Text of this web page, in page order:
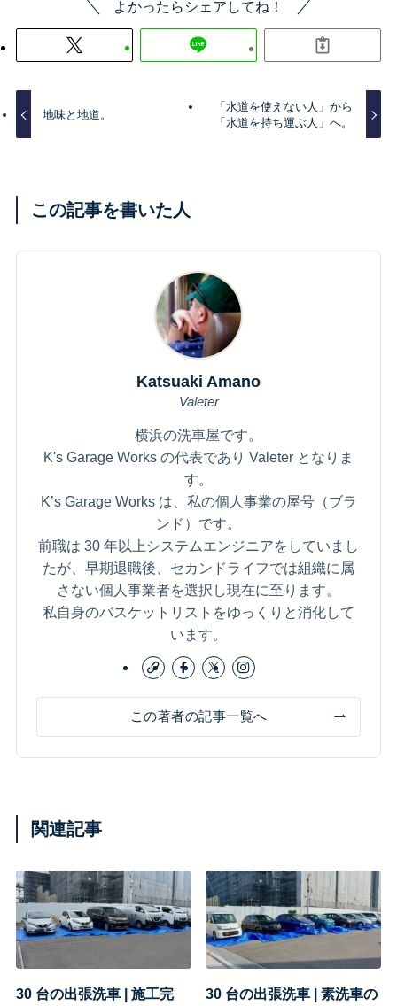
よかったらシェアしてね！
地味と地道。
「水道を使えない人」から
「水道を持ち運ぶ人」へ。
この記事を書いた人
Katsuaki Amano
Valeter
横浜の洗車屋です。
K's Garage Works の代表であり Valeter となりま
す。
K’s Garage Works は、私の個人事業の屋号（ブラ
ンド）です。
前職は 30 年以上システムエンジニアをしていまし
たが、早期退職後、セカンドライフでは組織に属
さない個人事業者を選択し現在に至ります。
私自身のバスケットリストをゆっくりと消化して
います。
この著者の記事一覧へ
関連記事
30 台の出張洗車 | 施工完
30 台の出張洗車 | 素洗車の